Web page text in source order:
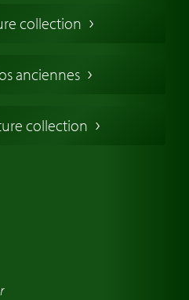
collection
anciennes
collection